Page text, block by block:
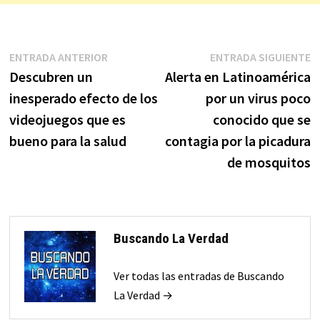
Navegación
de
entradas
ENTRADA ANTERIOREntrada
Descubren un
inesperado efecto de los
videojuegos que es
bueno para la salud
ENTRADA SIGUIENTE
Alerta en Latinoamérica
por un virus poco
conocido que se
contagia por la picadura
de mosquitos
Buscando La Verdad
Ver todas las entradas de Buscando
La Verdad →